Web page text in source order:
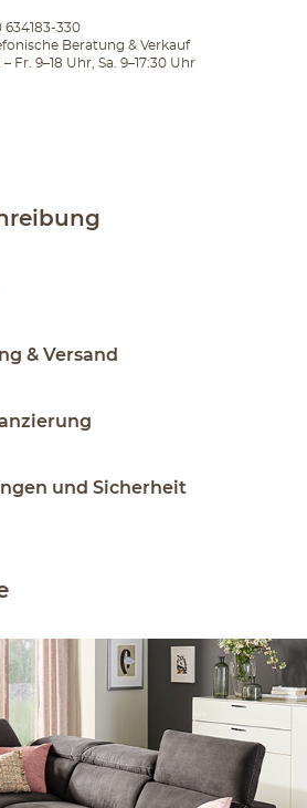
634183-330
Beratung & Verkauf
– Fr. 9–18 Uhr, Sa. 9–17:30 Uhr
& Versand
und Sicherheit